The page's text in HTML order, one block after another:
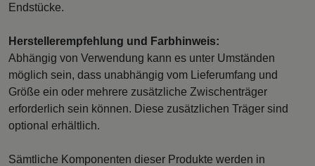
Endstücke.
Herstellerempfehlung und Farbhinweis:
Abhängig von Verwendung kann es unter Umständen
möglich sein, dass unabhängig vom Lieferumfang und
Größe ein oder mehrere zusätzliche Zwischenträger
erforderlich sein können. Diese zusätzlichen Träger sind
optional erhältlich.
Sämtliche Komponenten dieser Produkte werden in